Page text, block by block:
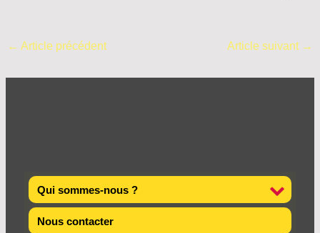
Qui sommes-nous ?
Nous contacter
← Article précédent Article suivant →